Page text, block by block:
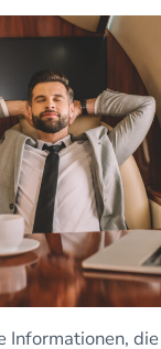
Informationen,